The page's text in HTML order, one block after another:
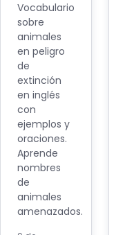
Vocabulario
sobre
animales
en peligro
de
extinción
en inglés
con
ejemplos y
oraciones.
Aprende
nombres
de
animales
amenazados.